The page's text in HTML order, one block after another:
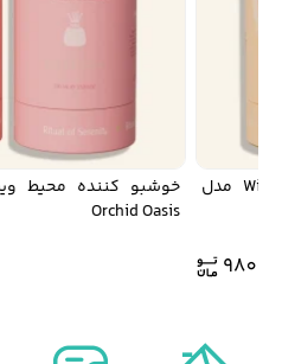
خوشبو کننده محیط ویت یو With You مدل
Orchid Oasis